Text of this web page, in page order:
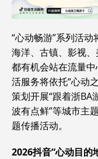
“心动畅游”系列活动
海洋、古镇、影视
都有机会站在流量
活服务将依托“心动
策划开展“跟着浙BA
波有点鲜”等城市主
题传播活动。
2026抖音“心动目的